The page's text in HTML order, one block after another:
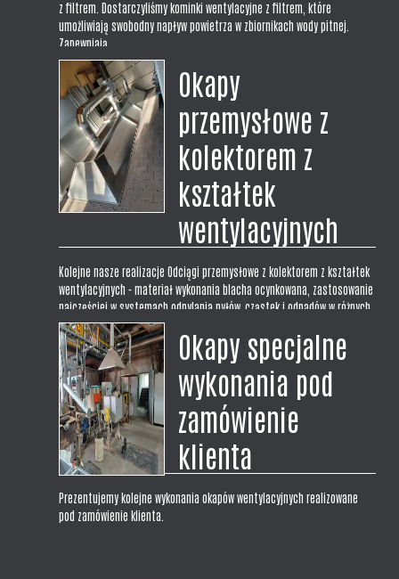
z filtrem. Dostarczyliśmy kominki wentylacyjne z filtrem, które
umożliwiają swobodny napływ powietrza w zbiornikach wody pitnej.
Zapewniają...
Okapy
przemysłowe z
kolektorem z
kształtek
wentylacyjnych
Kolejne nasze realizacje Odciągi przemysłowe z kolektorem z kształtek
wentylacyjnych - materiał wykonania blacha ocynkowana, zastosowanie
najczęściej w systemach odpylania pyłów, cząstek i odpadów w różnych
procesach technologicznych takich jak spawanie czy odciąg wiórów w...
Okapy specjalne
wykonania pod
zamówienie
klienta
Prezentujemy kolejne wykonania okapów wentylacyjnych realizowane
pod zamówienie klienta.